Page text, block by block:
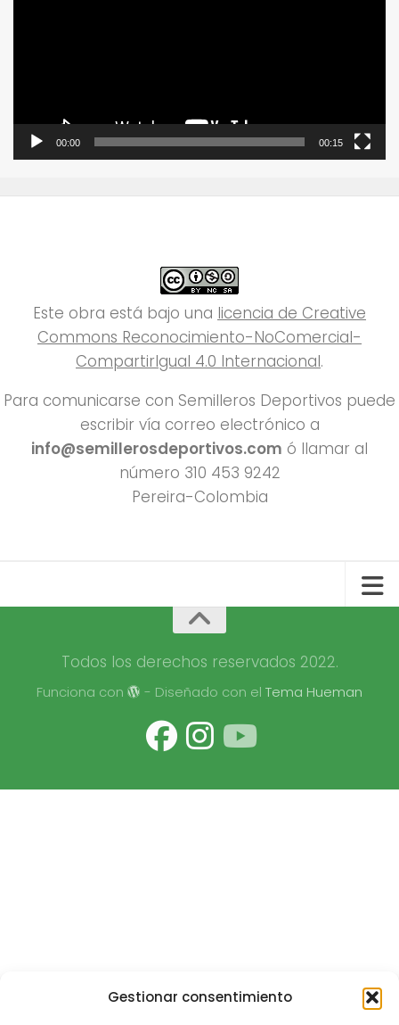
Gestionar consentimiento
00:00 00:15
Este obra está bajo una licencia de Creative
Commons Reconocimiento-NoComercial-
CompartirIgual 4.0 Internacional.
Para comunicarse con Semilleros Deportivos puede
escribir vía correo electrónico a
info@semillerosdeportivos.com ó llamar al
número 310 453 9242
Pereira-Colombia
Todos los derechos reservados 2022.
Funciona con - Diseñado con el Tema Hueman